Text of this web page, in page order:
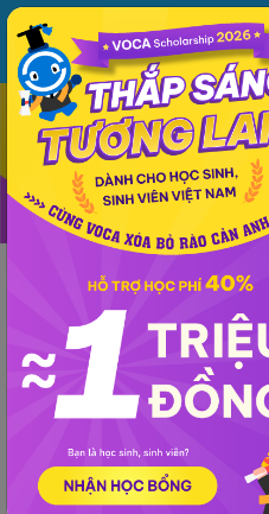
MENU
Từ vựng Ngữ pháp Mẫu câu
Thông tin chung
Kinh nghiệm
TOEIC
Tài liệu TOEIC
600 Essential Words
VOCA đăng lúc 17:18 15/11/2018